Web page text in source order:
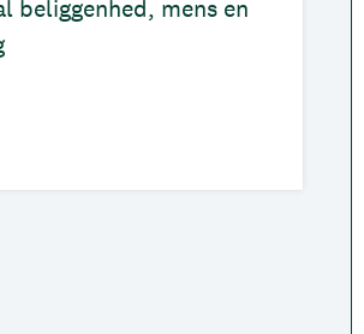
beliggenhed, mens en